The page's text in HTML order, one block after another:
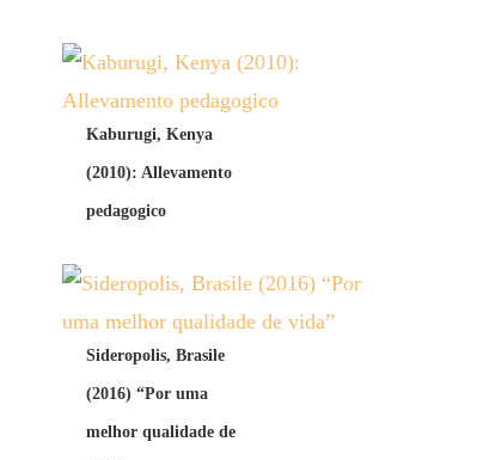
Kaburugi, Kenya
(2010): Allevamento
pedagogico
Sideropolis, Brasile
(2016) “Por uma
melhor qualidade de